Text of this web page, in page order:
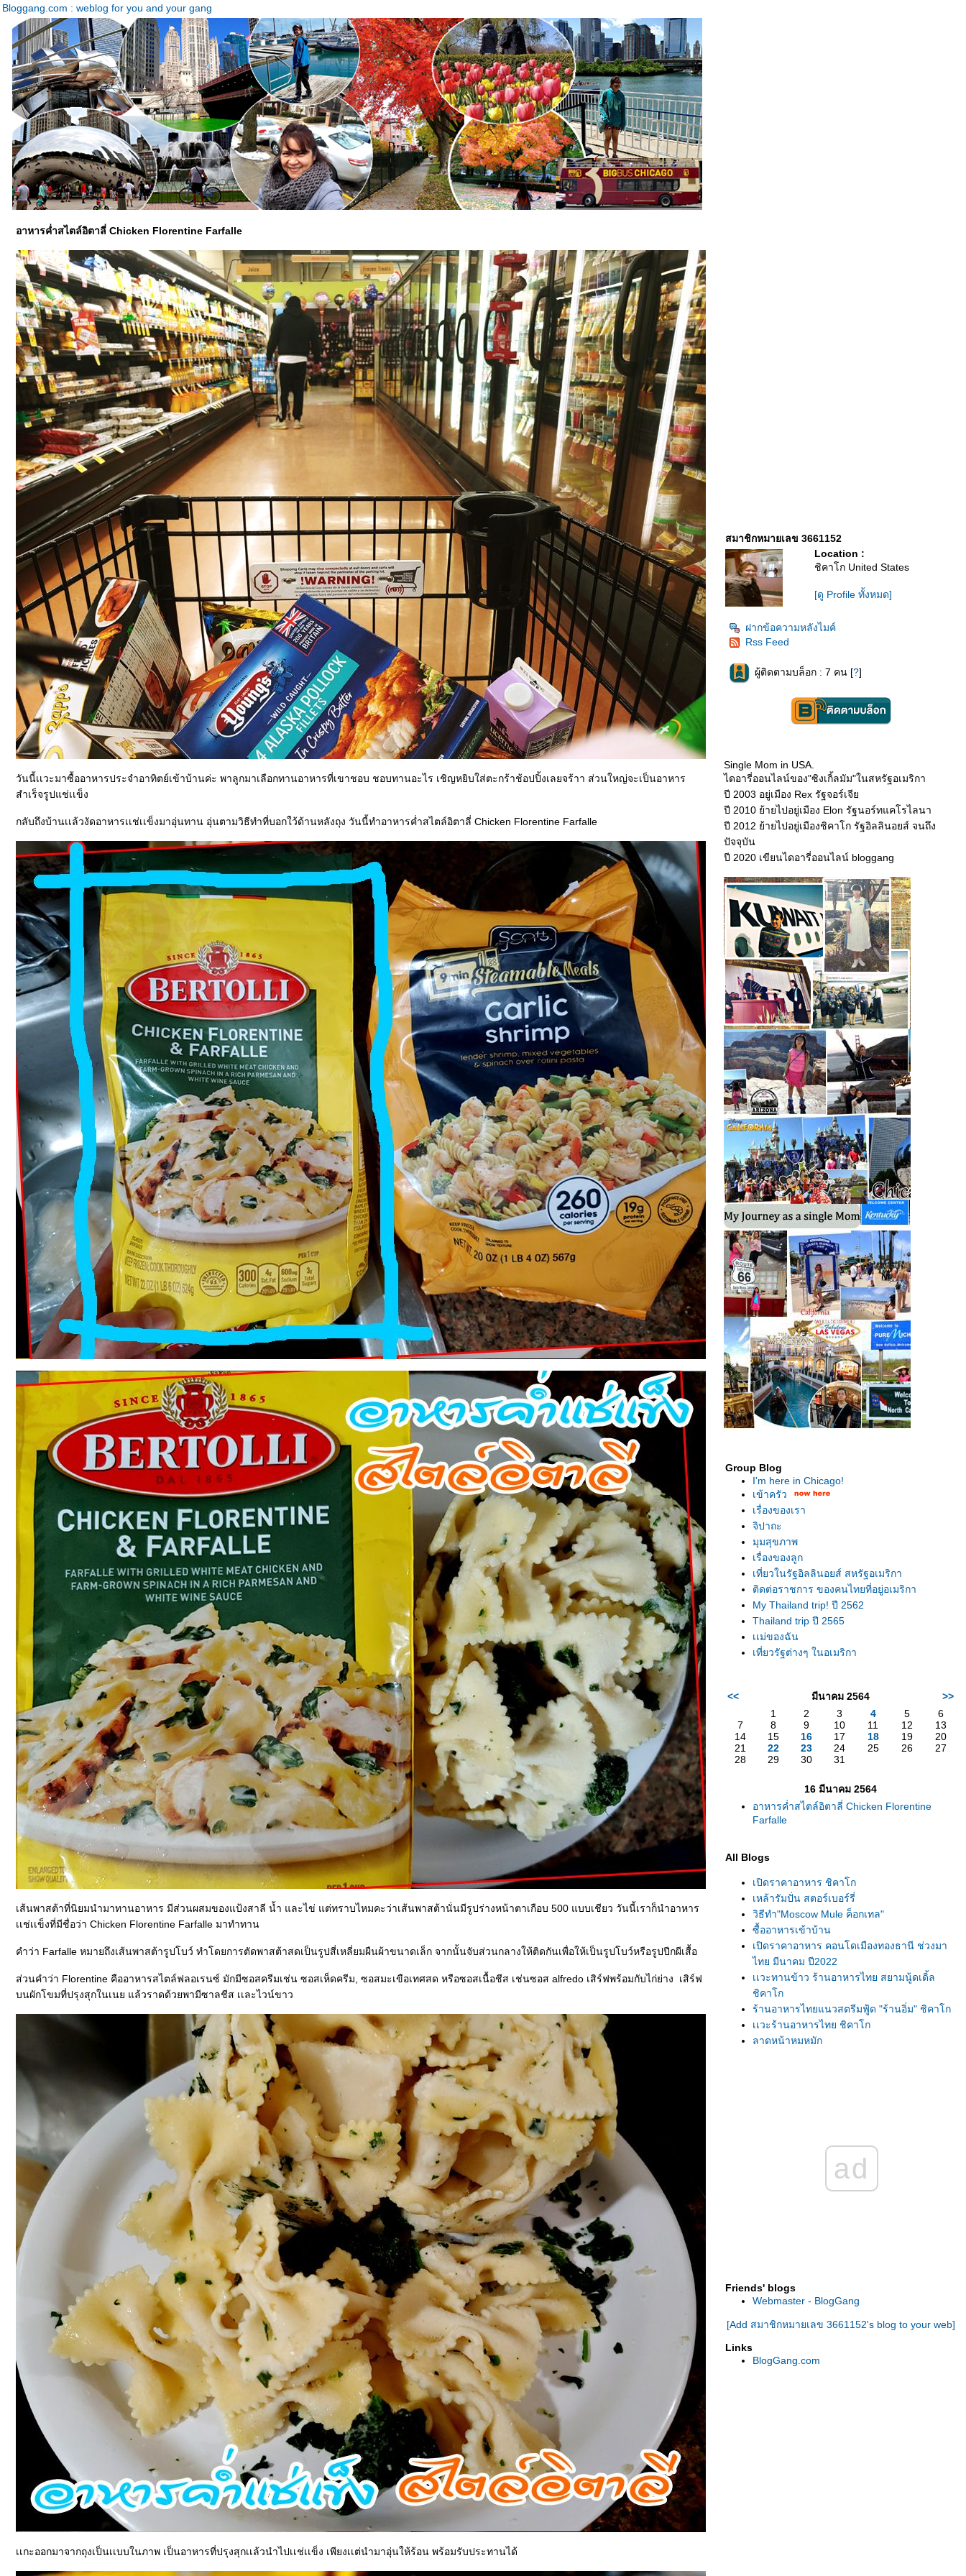
Bloggang.com : weblog for you and your gang
อาหารค่ำสไตล์อิตาลี่ Chicken Florentine Farfalle
วันนี้เเวะมาซื้ออาหารประจำอาทิตย์เข้าบ้านค่ะ พาลูกมาเลือกทานอาหารที่เขาชอบ ชอบทานอะไร เชิญหยิบใส่ตะกร้าช้อปปิ้งเลยจร้าา ส่วนใหญ่จะเป็นอาหาร
สำเร็จรูปแช่เเข็ง
กลับถึงบ้านเเล้วงัดอาหารเเช่เเข็งมาอุ่นทาน อุ่นตามวิธีทำที่บอกใว้ด้านหลังถุง วันนี้ทำอาหารค่ำสไตล์อิตาลี่ Chicken Florentine Farfalle
เส้นพาสต้าที่นิยมนำมาทานอาหาร มีส่วนผสมของแป้งสาลี น้ำ และไข่ แต่ทราบไหมคะว่าเส้นพาสต้านั่นมีรูปร่างหน้าตาเกือบ 500 แบบเชียว วันนี้เราก็นำอาหาร
เเช่เเข็งที่มีชื่อว่า Chicken Florentine Farfalle มาทำทาน
คำว่า Farfalle หมายถึงเส้นพาสต้ารูปโบว์ ทำโดยการตัดพาสต้าสดเป็นรูปสี่เหลี่ยมผืนผ้าขนาดเล็ก จากนั้นจับส่วนกลางให้ติดกันเพื่อให้เป็นรูปโบว์หรือรูปปีกผีเสื้อ
ส่วนคำว่า Florentine คืออาหารสไตล์ฟลอเรนซ์ มักมีซอสครีมเช่น ซอสเห็ดครีม, ซอสมะเขือเทศสด หรือซอสเนื้อชีส เช่นซอส alfredo เสิร์ฟพร้อมกับไก่ย่าง เสิร์ฟ
บนผักโขมที่ปรุงสุกในเนย แล้วราดด้วยพามีซาลชีส เเละไวน์ขาว
เเกะออกมาจากถุงเป็นเเบบในภาพ เป็นอาหารที่ปรุงสุกเเล้วนำไปเเช่เเข็ง เพียงเเต่นำมาอุ่นให้ร้อน พร้อมรับประทานได้
สมาชิกหมายเลข 3661152
Location :
ชิคาโก United States
[ดู Profile ทั้งหมด]
ฝากข้อความหลังไมค์
Rss Feed
ผู้ติดตามบล็อก : 7 คน [?]
Single Mom in USA.
ไดอารี่ออนไลน์ของ"ซิงเกิ้ลมัม"ในสหรัฐอเมริกา
ปี 2003 อยู่เมือง Rex รัฐจอร์เจี
ปี 2010 ย้ายไปอยู่เมือง Elon รัฐนอร์ทแคโรไลนา
ปี 2012 ย้ายไปอยู่เมืองชิคาโก รัฐอิลลินอยส์ จนถึง
ปัจจุบัน
ปี 2020 เขียนไดอารี่ออนไลน์ bloggang
Group Blog
I'm here in Chicago!
เข้าครัว
เรื่องของเรา
จิปาถะ
มุมสุขภาพ
เรื่องของลูก
เที่ยวในรัฐอิลลินอยส์ สหรัฐอเมริกา
ติดต่อราชการ ของคนไทยที่อยู่อเมริกา
My Thailand trip! ปี 2562
Thailand trip ปี 2565
เเม่ของฉัน
เที่ยวรัฐต่างๆ ในอเมริกา
<< มีนาคม 2564
>>
1
2 3 4 5
6
7
8 9 10 11 12
13
14
15 16 17 18 19
20
21
22 23 24 25 26
27
28
29 30 31
16 มีนาคม 2564
อาหารค่ำสไตล์อิตาลี่ Chicken Florentine
Farfalle
All Blogs
เปิดราคาอาหาร ชิคาโก
เหล้ารัมปั่น สตอร์เบอร์รี่
วิธีทำ"Moscow Mule ค็อกเทล"
ซื้ออาหารเข้าบ้าน
เปิดราคาอาหาร คอนโดเมืองทองธานี ช่วงมา
ไทย มีนาคม ปี2022
เเวะทานข้าว ร้านอาหารไทย สยามนู้ดเดิ้ล
ชิคาโก
ร้านอาหารไทยแนวสตรีมฟู้ด "ร้านอิ่ม" ชิคาโก
เเวะร้านอาหารไทย ชิคาโก
ลาดหน้าหมูหมัก
ร้านซุปเปอร์มาเกตไทย ชิคาโก หลังโควิด 19
ชีสเค้กชาไทย หน้านิ่ม
ไปซื้อของ ร้านซุปเปอร์มาเกต เกาหลี "H mart"
tripadvisor ชวนมาชิม "ร้านอาหารไทย"
ไก่หมักกระเทียม พามีซานซ้อส + ข้าวกึ่ง
ad
Friends' blogs
Webmaster - BlogGang
[Add สมาชิกหมายเลข 3661152's blog to your web]
Links
BlogGang.com